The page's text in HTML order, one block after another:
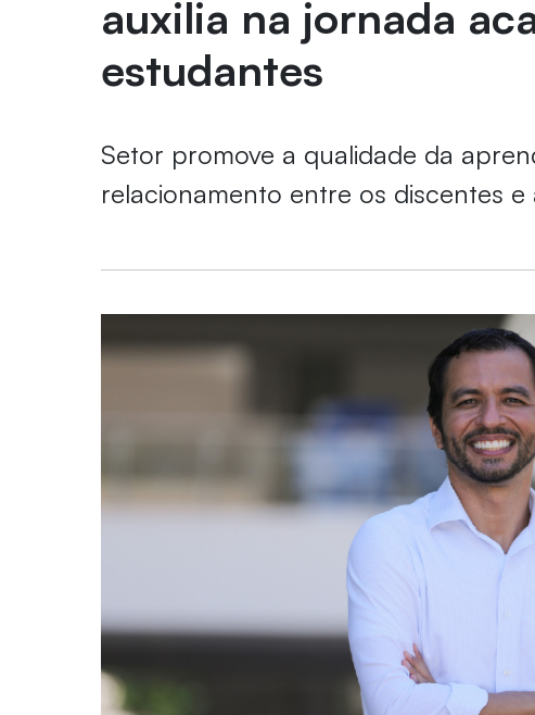
auxilia na jornada
estudantes
Setor promove a qualidade da
relacionamento entre os discentes e